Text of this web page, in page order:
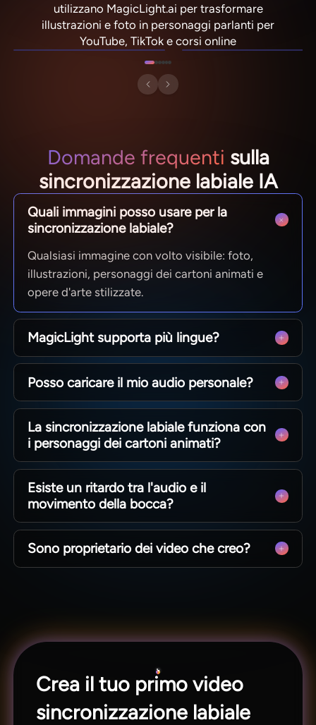
utilizzano MagicLight.ai per trasformare
illustrazioni e foto in personaggi parlanti per
YouTube, TikTok e corsi online
NebulaDrifter
Lio "Spark" Vance
PixelRonin
Momo The Moshroom
Domande frequenti sulla
sincronizzazione labiale IA
Quali immagini posso usare per la
sincronizzazione labiale?
Qualsiasi immagine con volto visibile: foto,
illustrazioni, personaggi dei cartoni animati e
opere d'arte stilizzate.
MagicLight supporta più lingue?
Sì. MagicLight permette di creare video con
sincronizzazione labiale in oltre 30 lingue tra cui
inglese, spagnolo, hindi, indonesiano e tagalog.
Posso caricare il mio audio personale?
Sì. Puoi caricare file audio personali, registrare
direttamente su MagicLight oppure generare
voci tramite intelligenza artificiale.
La sincronizzazione labiale funziona con
i personaggi dei cartoni animati?
Sì. Magiclight.ai gestisce accuratamente volti
stilizzati, illustrati e animati.
Esiste un ritardo tra l'audio e il
movimento della bocca?
No. Il movimento della bocca rimane
sincronizzato con l'audio garantendo un effetto
naturale.
Sono proprietario dei video che creo?
Crea il tuo primo video
sincronizzazione labiale